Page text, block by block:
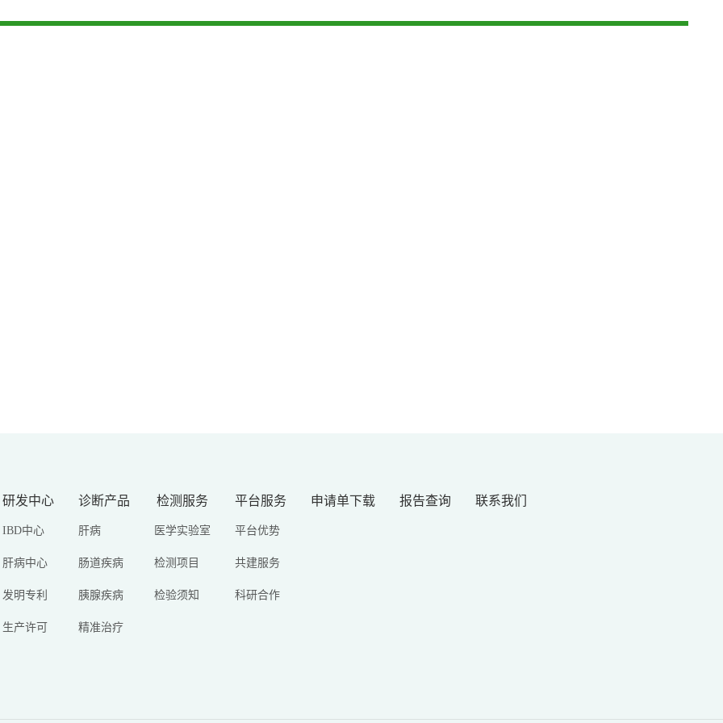
研发中心
IBD中心
肝病中心
发明专利
生产许可
诊断产品
肝病
肠道疾病
胰腺疾病
精准治疗
检测服务
医学实验室
检测项目
检验须知
平台服务
平台优势
共建服务
科研合作
申请单下载 报告查询 联系我们